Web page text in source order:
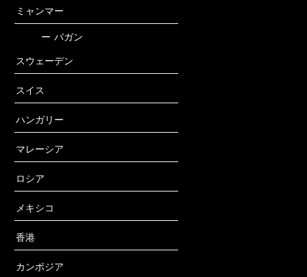
ミャンマー
ー バガン
スウェーデン
スイス
ハンガリー
マレーシア
ロシア
メキシコ
香港
カンボジア